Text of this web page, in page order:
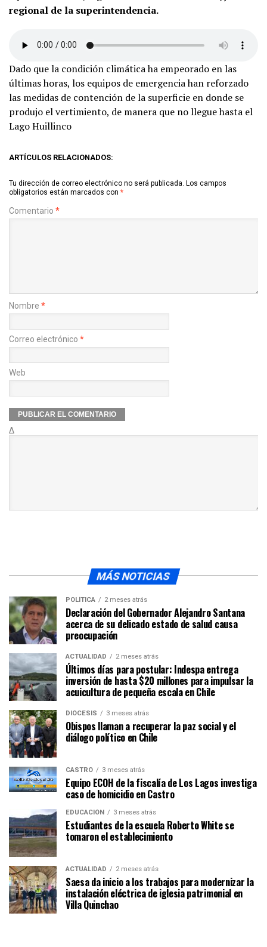
regional de la superintendencia.
Dado que la condición climática ha empeorado en las
últimas horas, los equipos de emergencia han reforzado
las medidas de contención de la superficie en donde se
produjo el vertimiento, de manera que no llegue hasta el
Lago Huillinco
ARTÍCULOS RELACIONADOS:
Tu dirección de correo electrónico no será publicada. Los campos
obligatorios están marcados con *
Comentario *
Nombre *
Correo electrónico *
Web
Δ
MÁS NOTICIAS
POLÍTICA 2 meses atrás
Declaración del Gobernador Alejandro Santana
acerca de su delicado estado de salud causa
preocupación
ACTUALIDAD 2 meses atrás
Últimos días para postular: Indespa entrega
inversión de hasta $20 millones para impulsar la
acuicultura de pequeña escala en Chile
DIÓCESIS 3 meses atrás
Obispos llaman a recuperar la paz social y el
diálogo político en Chile
CASTRO 3 meses atrás
Equipo ECOH de la fiscalía de Los Lagos investiga
caso de homicidio en Castro
EDUCACIÓN 3 meses atrás
Estudiantes de la escuela Roberto White se
tomaron el establecimiento
ACTUALIDAD 2 meses atrás
Saesa da inicio a los trabajos para modernizar la
instalación eléctrica de iglesia patrimonial en
Villa Quinchao